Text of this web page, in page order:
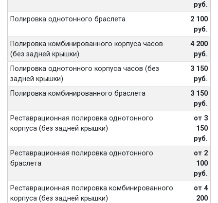
руб.
Полировка однотонного браслета
2 100
руб.
Полировка комбинированного корпуса часов
(без задней крышки)
4 200
руб.
Полировка однотонного корпуса часов (без
задней крышки)
3 150
руб.
Полировка комбинированного браслета
3 150
руб.
Реставрационная полировка однотонного
корпуса (без задней крышки)
от 3
150
руб.
Реставрационная полировка однотонного
браслета
от 2
100
руб.
Реставрационная полировка комбинированного
корпуса (без задней крышки)
от 4
200